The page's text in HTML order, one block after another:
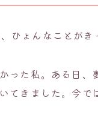
ひょんなことがき
った私。ある日、
てきました。今で